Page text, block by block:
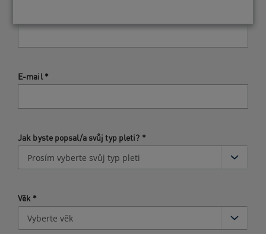
E-mail *
Jak byste popsal/a svůj typ pleti? *
Věk *